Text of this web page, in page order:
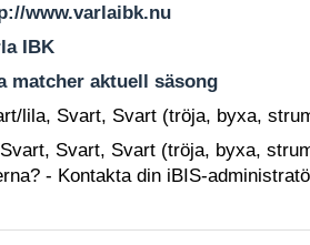
www.varlaibk.nu
IBK
matcher aktuell säsong
lila, Svart, Svart (tröja, byxa,
Svart, Svart (tröja, byxa,
- Kontakta din iBIS-